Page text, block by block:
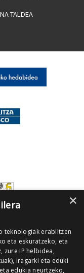
TALDEA
×
teknologiak erabiltzen
eta eskuratzeko, eta
zure IP helbidea,
iragarki eta eduki
edukia neurtzeko,